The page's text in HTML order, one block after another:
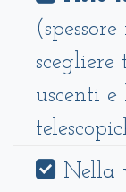
scegliere
uscenti e
Nella